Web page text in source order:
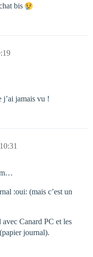
bis
j’ai jamais vu !
:oui: (mais c’est un
Canard PC et les
journal).